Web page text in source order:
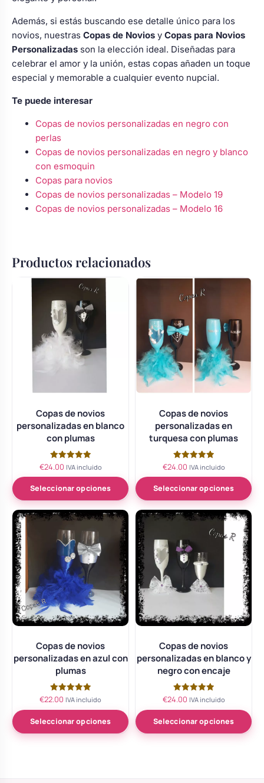
Además, si estás buscando ese detalle único para los
novios, nuestras Copas de Novios y Copas para Novios
Personalizadas son la elección ideal. Diseñadas para
celebrar el amor y la unión, estas copas añaden un toque
especial y memorable a cualquier evento nupcial.
Te puede interesar
Copas de novios personalizadas en negro con
perlas
Copas de novios personalizadas en negro y blanco
con esmoquin
Copas para novios
Copas de novios personalizadas – Modelo 19
Copas de novios personalizadas – Modelo 16
Productos relacionados
Copas de novios
personalizadas en blanco
con plumas
Valorado
de 5
€24.00 IVA incluido
Seleccionar opciones
Copas de novios
personalizadas en
turquesa con plumas
Valorado
de 5
€24.00 IVA incluido
Seleccionar opciones
Copas de novios
personalizadas en azul con
plumas
Valorado
5.00
de 5
€22.00 IVA incluido
Seleccionar opciones
Copas de novios
personalizadas en blanco y
negro con encaje
Valorado
5.00
de 5
€24.00 IVA incluido
Seleccionar opciones